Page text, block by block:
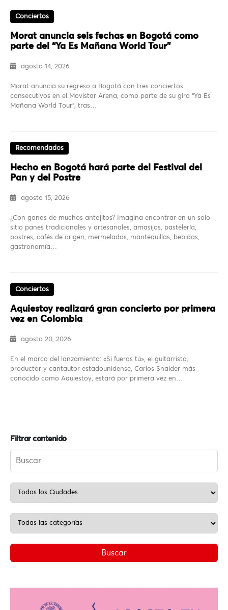
Conciertos
Morat anuncia seis fechas en Bogotá como
parte del “Ya Es Mañana World Tour”
agosto 14, 2026
Morat anuncia su regreso a Bogotá con tres conciertos
consecutivos en el Movistar Arena, como parte de su gira “Ya Es
Mañana World Tour”, tras…
Recomendados
Hecho en Bogotá hará parte del Festival del
Pan y del Postre
agosto 15, 2026
¿Con ganas de muchos antojitos? Imagina encontrar en un solo
sitio panes tradicionales y artesanales, amasijos, pastelería,
postres, cafés de origen, mermeladas, mantequillas, bebidas,
gastronomía…
Conciertos
Aquiestoy realizará gran concierto por primera
vez en Colombia
agosto 20, 2026
En el marco del lanzamiento: «Si fueras tú», el guitarrista,
productor y cantautor estadounidense, Carlos Snaider más
conocido como Aquiestoy, estará por primera vez en…
Filtrar contenido